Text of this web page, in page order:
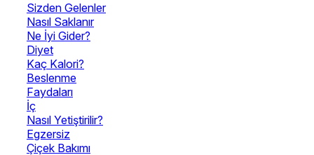
Sizden Gelenler
Nasıl Saklanır
Ne İyi Gider?
Diyet
Kaç Kalori?
Beslenme
Faydaları
İç
Nasıl Yetiştirilir?
Egzersiz
Çiçek Bakımı